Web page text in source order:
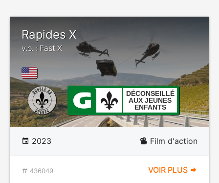
Rapides X
v.o. : Fast X
DÉCONSEILLÉ
AUX JEUNES
ENFANTS
2023 Film d'action
436049 VOIR PLUS